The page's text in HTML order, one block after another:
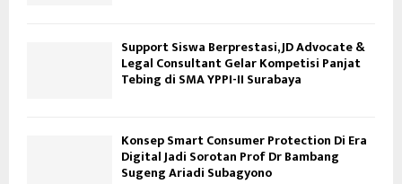
Support Siswa Berprestasi, JD Advocate &
Legal Consultant Gelar Kompetisi Panjat
Tebing di SMA YPPI-II Surabaya
Konsep Smart Consumer Protection Di Era
Digital Jadi Sorotan Prof Dr Bambang
Sugeng Ariadi Subagyono